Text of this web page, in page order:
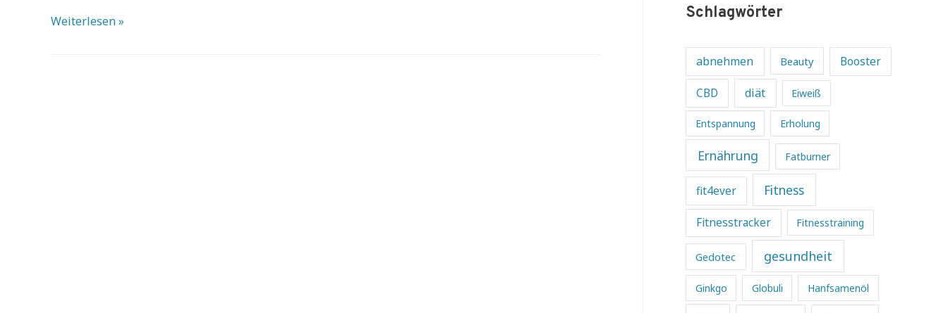
Matratzen
Weiterlesen » Schlagwörter
abnehmen Beauty Booster
CBD diät Eiweiß
Entspannung Erholung
Ernährung Fatburner
fit4ever Fitness
Fitnesstracker Fitnesstraining
Gedotec gesundheit
Ginkgo Globuli Hanfsamenöl